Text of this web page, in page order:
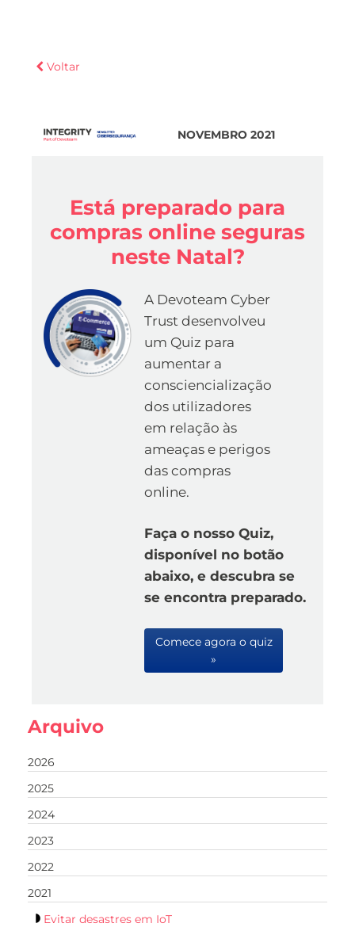
Voltar
NOVEMBRO 2021
Está preparado para
compras online seguras
neste Natal?
A Devoteam Cyber
Trust desenvolveu
um Quiz para
aumentar a
consciencialização
dos utilizadores
em relação às
ameaças e perigos
das compras
online.
Faça o nosso Quiz,
disponível no botão
abaixo, e descubra se
se encontra preparado.
Comece agora o quiz
»
Arquivo
2026
2025
2024
2023
2022
2021
Evitar desastres em IoT